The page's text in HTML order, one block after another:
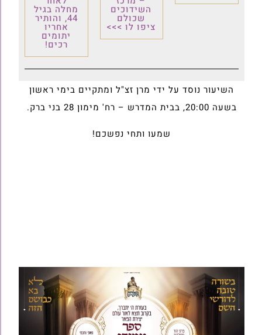
השידוכים
שכולם
ציפו לו >>>
מחלה בגיל
44, והותיר
אחריו
יתומים
רכים!
השיעור נוסד על ידי מרן זצ"ל ומתקיים בימי ראשון
בשעה 20:00, בבית המדרש – רח' מימון 28 בני ברק.
שמעו ותחי נפשכם!